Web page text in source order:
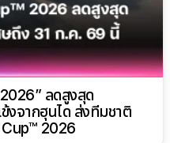
ลดสูงสุด
งจากฮุนได ส่งทีมชาติ
2026